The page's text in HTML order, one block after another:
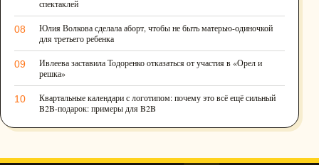
спектаклей
08
Юлия Волкова сделала аборт, чтобы не быть матерью-одиночкой
для третьего ребенка
09
Ивлеева заставила Тодоренко отказаться от участия в «Орел и
решка»
10
Квартальные календари с логотипом: почему это всё ещё сильный
B2B-подарок: примеры для B2B